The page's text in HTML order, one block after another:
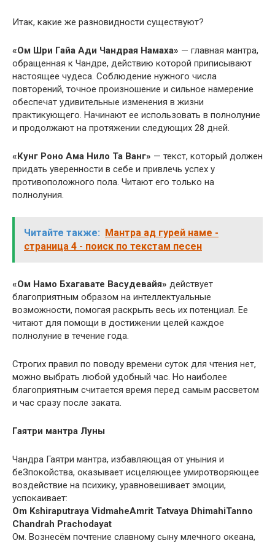
Итак, какие же разновидности существуют?
«Ом Шри Гайа Ади Чандрая Намаха» — главная мантра,
обращенная к Чандре, действию которой приписывают
настоящее чудеса. Соблюдение нужного числа
повторений, точное произношение и сильное намерение
обеспечат удивительные изменения в жизни
практикующего. Начинают ее использовать в полнолуние
и продолжают на протяжении следующих 28 дней.
«Кунг Роно Ама Нило Та Ванг» — текст, который должен
придать уверенности в себе и привлечь успех у
противоположного пола. Читают его только на
полнолуния.
Читайте также: Мантра ад гурей наме -
страница 4 - поиск по текстам песен
«Ом Намо Бхагавате Васудевайя» действует
благоприятным образом на интеллектуальные
возможности, помогая раскрыть весь их потенциал. Ее
читают для помощи в достижении целей каждое
полнолуние в течение года.
Строгих правил по поводу времени суток для чтения нет,
можно выбрать любой удобный час. Но наиболее
благоприятным считается время перед самым рассветом
и час сразу после заката.
Гаятри мантра Луны
Чандра Гаятри мантра, избавляющая от уныния и
беЗпокойства, оказывает исцеляющее умиротворяющее
воздействие на психику, уравновешивает эмоции,
успокаивает:
Om Kshiraputraya VidmaheAmrit Tatvaya DhimahiTanno
Chandrah Prachodayat
Ом. Вознесём почтение славному сыну млечного океана,